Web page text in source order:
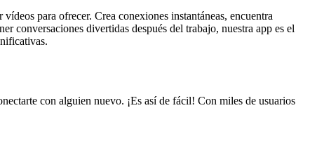
para ofrecer. Crea conexiones instantáneas, encuentra
conversaciones divertidas después del trabajo, nuestra app es el
con alguien nuevo. ¡Es así de fácil! Con miles de usuarios